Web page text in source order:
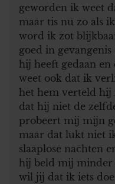
geworden ik weet
maar tis nu zo als
word ik zot
goed in
hij heeft gedaan
weet ook dat ik
het hem verteld hij
dat hij niet de
probeert mij mijn
maar dat lukt niet
slaaplose nachten
hij beld mij minder
wil jij dat ik iets